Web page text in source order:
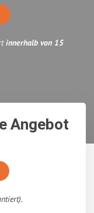
innerhalb von 15
Angebot